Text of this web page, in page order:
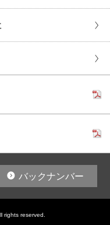
バックナンバー
rights reserved.